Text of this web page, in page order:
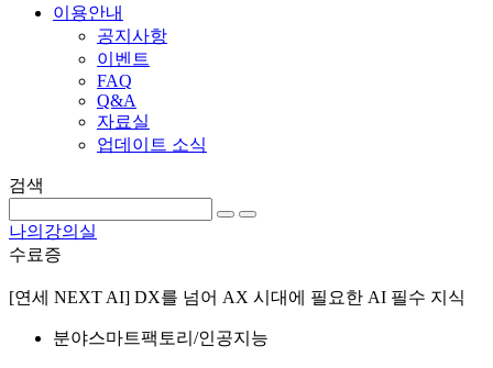
이용안내
공지사항
이벤트
FAQ
Q&A
자료실
업데이트 소식
검색
나의강의실
수료증
[연세 NEXT AI] DX를 넘어 AX 시대에 필요한 AI 필수 지식
분야스마트팩토리/인공지능